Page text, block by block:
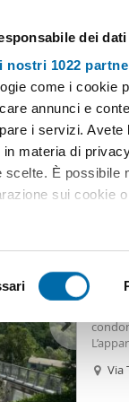
dei dati
i nostri 1022
come i cookie
annunci e
i servizi.
in materia di
scelte. È possibile
sui cookie
il tuo
digitali).
come
. Puoi modificare
i cookie per
Como Affitto
Via